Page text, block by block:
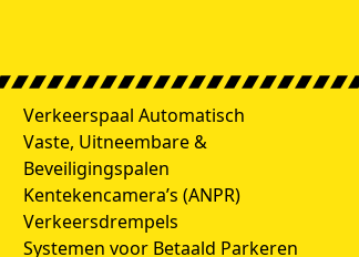
Verkeerspaal Automatisch
Vaste, Uitneembare &
Beveiligingspalen
Kentekencamera’s (ANPR)
Verkeersdrempels
Systemen voor Betaald Parkeren